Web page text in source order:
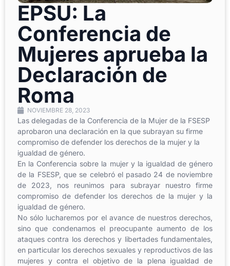
EPSU: La
Conferencia de
Mujeres aprueba la
Declaración de
Roma
NOVIEMBRE 28, 2023
Las delegadas de la Conferencia de la Mujer de la FSESP
aprobaron una declaración en la que subrayan su firme
compromiso de defender los derechos de la mujer y la
igualdad de género.
En la Conferencia sobre la mujer y la igualdad de género
de la FSESP, que se celebró el pasado 24 de noviembre
de 2023, nos reunimos para subrayar nuestro firme
compromiso de defender los derechos de la mujer y la
igualdad de género.
No sólo lucharemos por el avance de nuestros derechos,
sino que condenamos el preocupante aumento de los
ataques contra los derechos y libertades fundamentales,
en particular los derechos sexuales y reproductivos de las
mujeres y contra el objetivo de la plena igualdad de